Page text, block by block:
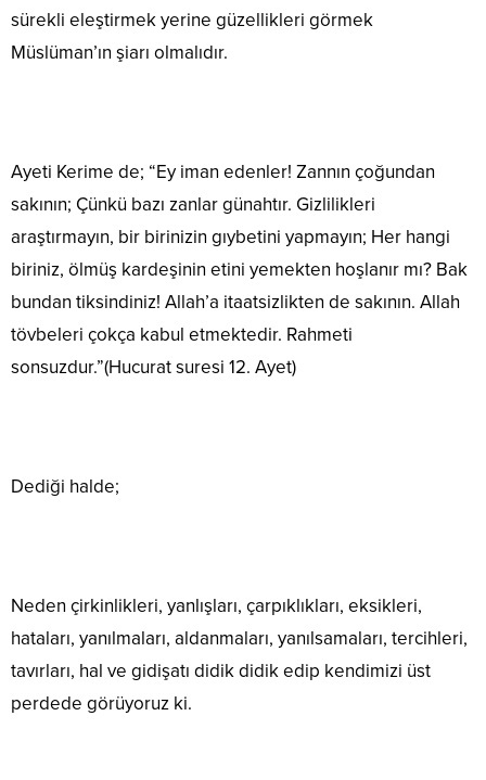
sürekli eleştirmek yerine güzellikleri görmek
Müslüman’ın şiarı olmalıdır.
Ayeti Kerime de; “Ey iman edenler! Zannın çoğundan
sakının; Çünkü bazı zanlar günahtır. Gizlilikleri
araştırmayın, bir birinizin gıybetini yapmayın; Her hangi
biriniz, ölmüş kardeşinin etini yemekten hoşlanır mı? Bak
bundan tiksindiniz! Allah’a itaatsizlikten de sakının. Allah
tövbeleri çokça kabul etmektedir. Rahmeti
sonsuzdur.”(Hucurat suresi 12. Ayet)
Dediği halde;
Neden çirkinlikleri, yanlışları, çarpıklıkları, eksikleri,
hataları, yanılmaları, aldanmaları, yanılsamaları, tercihleri,
tavırları, hal ve gidişatı didik didik edip kendimizi üst
perdede görüyoruz ki.